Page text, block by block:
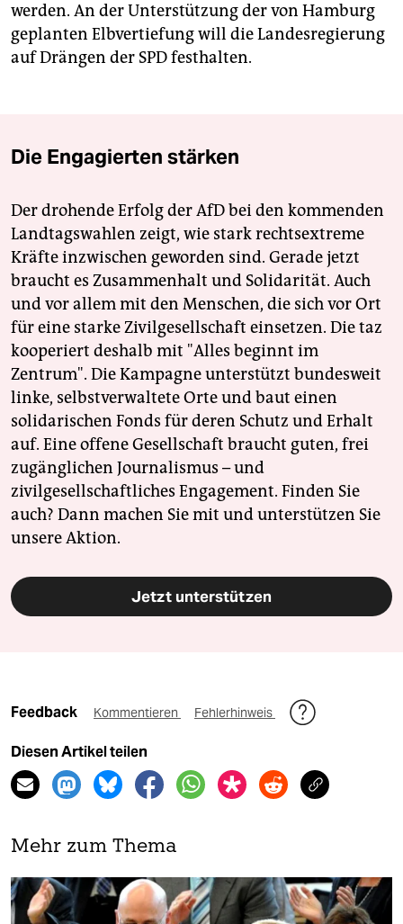
werden. An der Unterstützung der von Hamburg
geplanten Elbvertiefung will die Landesregierung
auf Drängen der SPD festhalten.
Die Engagierten stärken
Der drohende Erfolg der AfD bei den kommenden
Landtagswahlen zeigt, wie stark rechtsextreme
Kräfte inzwischen geworden sind. Gerade jetzt
braucht es Zusammenhalt und Solidarität. Auch
und vor allem mit den Menschen, die sich vor Ort
für eine starke Zivilgesellschaft einsetzen. Die taz
kooperiert deshalb mit "Alles beginnt im
Zentrum". Die Kampagne unterstützt bundesweit
linke, selbstverwaltete Orte und baut einen
solidarischen Fonds für deren Schutz und Erhalt
auf. Eine offene Gesellschaft braucht guten, frei
zugänglichen Journalismus – und
zivilgesellschaftliches Engagement. Finden Sie
auch? Dann machen Sie mit und unterstützen Sie
unsere Aktion.
Jetzt unterstützen
Feedback Kommentieren Fehlerhinweis
Diesen Artikel teilen
Mehr zum Thema